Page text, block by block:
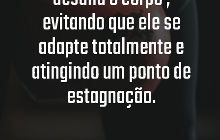
evitando que ele se
adapte totalmente e
atingindo um ponto de
estagnação.